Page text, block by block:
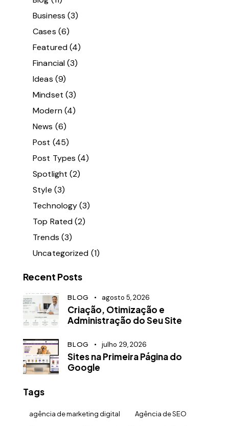
Business (3)
Cases (6)
Featured(4)
Financial(3)
Ideas (9)
Mindset (3)
Modern(4)
News (6)
Post (45)
Post Types (4)
Spotlight (2)
Style (3)
Technology(3)
Top Rated(2)
Trends (3)
Uncategorized (1)
Recent Posts
BLOG agosto 5, 2026
Criação, Otimização e
Administração do Seu Site
BLOG julho 29, 2026
Sites na Primeira Página do
Google
Tags
agência de marketing digital Agência de SEO